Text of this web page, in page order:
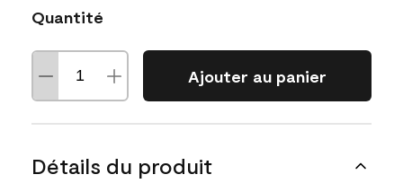
Quantité
Ajouter au panier
Détails du produit